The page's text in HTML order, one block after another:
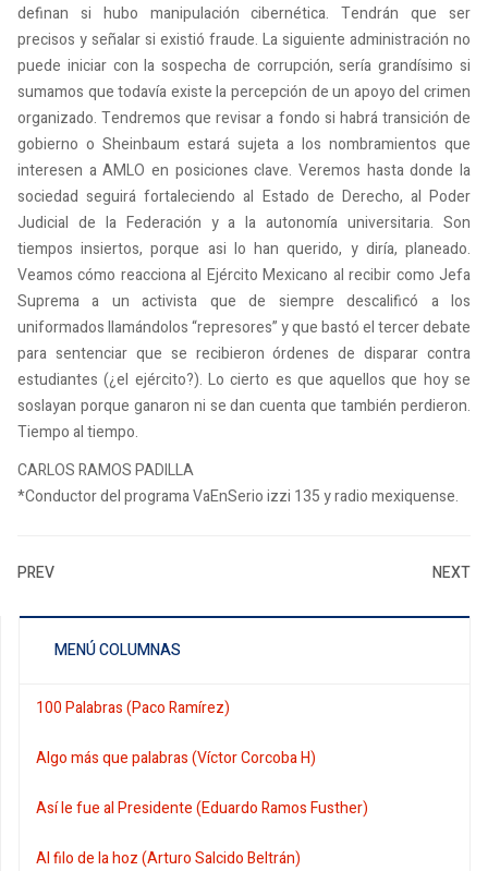
definan si hubo manipulación cibernética. Tendrán que ser
precisos y señalar si existió fraude. La siguiente administración no
puede iniciar con la sospecha de corrupción, sería grandísimo si
sumamos que todavía existe la percepción de un apoyo del crimen
organizado. Tendremos que revisar a fondo si habrá transición de
gobierno o Sheinbaum estará sujeta a los nombramientos que
interesen a AMLO en posiciones clave. Veremos hasta donde la
sociedad seguirá fortaleciendo al Estado de Derecho, al Poder
Judicial de la Federación y a la autonomía universitaria. Son
tiempos insiertos, porque asi lo han querido, y diría, planeado.
Veamos cómo reacciona al Ejército Mexicano al recibir como Jefa
Suprema a un activista que de siempre descalificó a los
uniformados llamándolos “represores” y que bastó el tercer debate
para sentenciar que se recibieron órdenes de disparar contra
estudiantes (¿el ejército?). Lo cierto es que aquellos que hoy se
soslayan porque ganaron ni se dan cuenta que también perdieron.
Tiempo al tiempo.
CARLOS RAMOS PADILLA
*Conductor del programa VaEnSerio izzi 135 y radio mexiquense.
PREV NEXT
MENÚ COLUMNAS
100 Palabras (Paco Ramírez)
Algo más que palabras (Víctor Corcoba H)
Así le fue al Presidente (Eduardo Ramos Fusther)
Al filo de la hoz (Arturo Salcido Beltrán)